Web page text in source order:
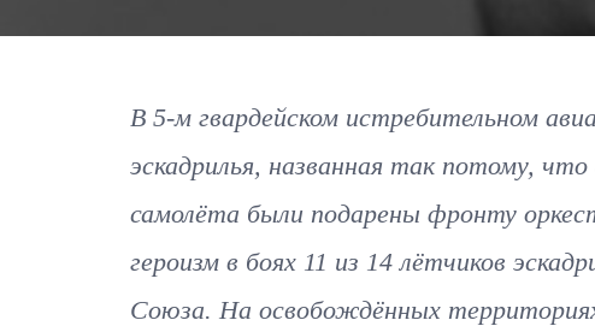
В 5-м гвардейском истребительном
эскадрилья, названная так потому,
самолёта были подарены фронту
героизм в боях 11 из 14 лётчиков
Союза. На освобождённых